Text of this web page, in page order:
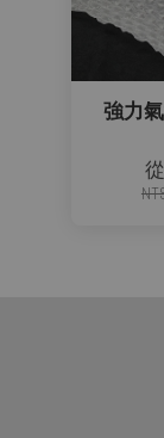
強力
從